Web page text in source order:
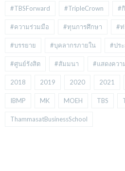
#TBSForward #TripleCrown #
#ความร่วมมือ #ทุนการศึกษา #
#บรรยาย #บุคลากรภายใน #ปร
#ศูนย์รังสิต #สัมมนา #แสดงคว
2018 2019 2020 2021
IBMP MK MOEH TBS
ThammasatBusinessSchool